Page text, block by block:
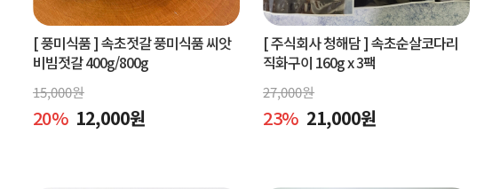
[ 풍미식품 ]속초젓갈 풍미식품 씨앗
비빔젓갈 400g/800g
15,000원
20% 12,000원
[ 주식회사 청해담 ]속초순살코다리
직화구이 160g x 3팩
27,000원
23% 21,000원